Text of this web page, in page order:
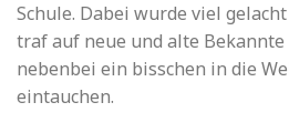
Schule. Dabei wurde viel
traf auf neue und alte
nebenbei ein bisschen in die
eintauchen.